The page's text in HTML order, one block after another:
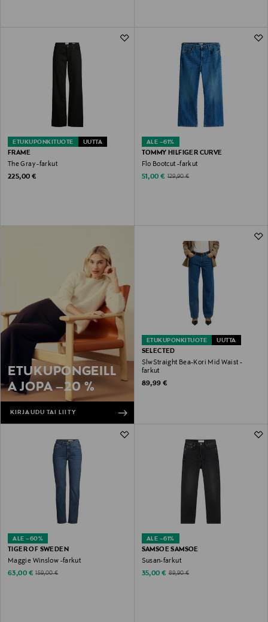
ETUKUPONKITUOTE UUTTA
FRAME
The Gray -farkut
Original Price
225,00 €
ALE –61%
TOMMY HILFIGER CURVE
Flo Bootcut -farkut
Discounted Price
51,00 € Original Price
129,90 €
ETUKUPONGEILL
A JOPA –20 %
KIRJAUDU TAI LIITY
ETUKUPONKITUOTE UUTTA
SELECTED
SlwStraight Bea-Kori Mid Waist -
farkut
Original Price
89,99 €
ALE –60%
TIGER OF SWEDEN
Maggie Winslow -farkut
Discounted Price
63,00 € Original Price
159,00 €
ALE –61%
SAMSOE SAMSOE
Susan-farkut
Discounted Price
35,00 € Original Price
89,90 €